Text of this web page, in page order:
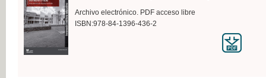
Archivo electrónico. PDF acceso libre
ISBN:978-84-1396-436-2